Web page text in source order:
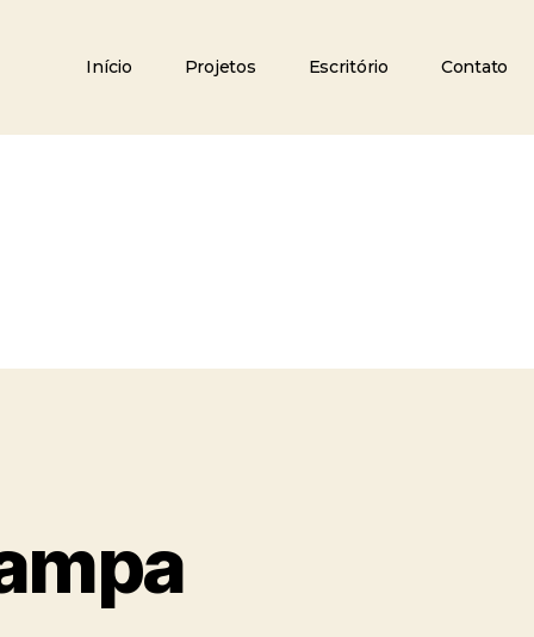
Início Projetos Escritório Contato